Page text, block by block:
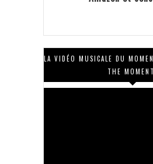
LA VIDÉO MUSICALE DU
THE MOMENT